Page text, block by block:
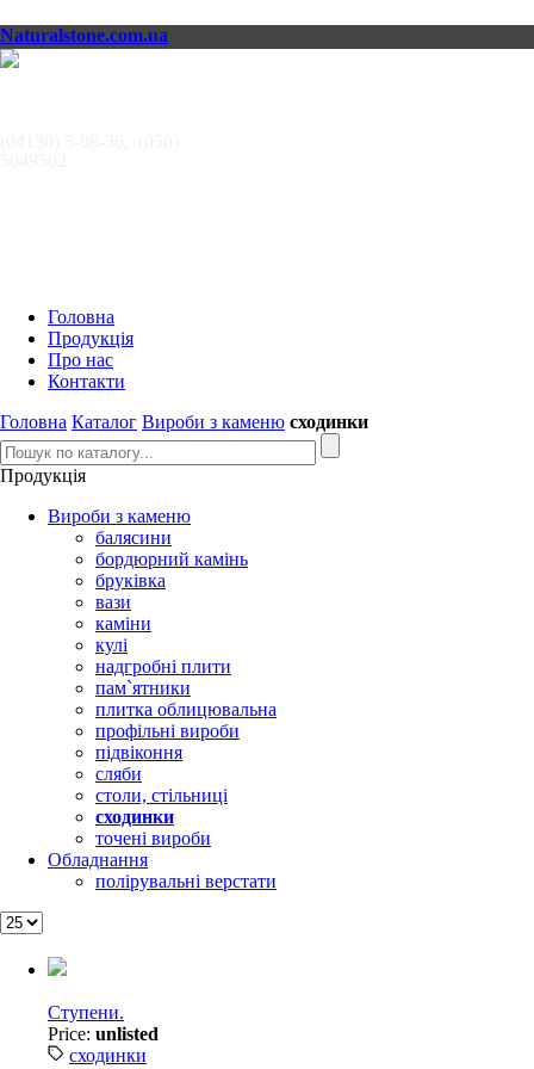
Naturalstone.com.ua
Головна
Продукція
Про нас
Контакти
Головна Каталог Вироби з каменю сходинки
Продукція
Вироби з каменю
балясини
бордюрний камінь
бруківка
вази
каміни
кулі
надгробні плити
пам`ятники
плитка облицювальна
профільні вироби
підвіконня
сляби
столи, стільниці
сходинки
точені вироби
Обладнання
полірувальні верстати
Ступени.
Price: unlisted
сходинки